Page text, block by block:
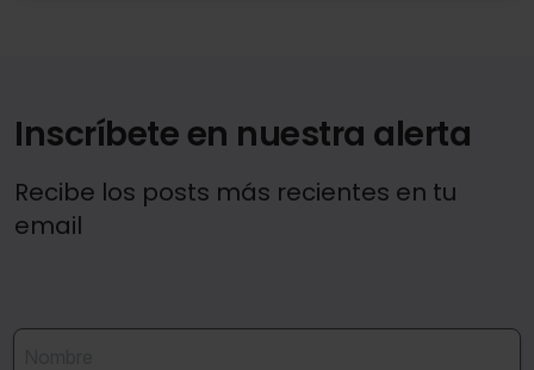
Inscríbete en nuestra alerta
Recibe los posts más recientes en tu
email